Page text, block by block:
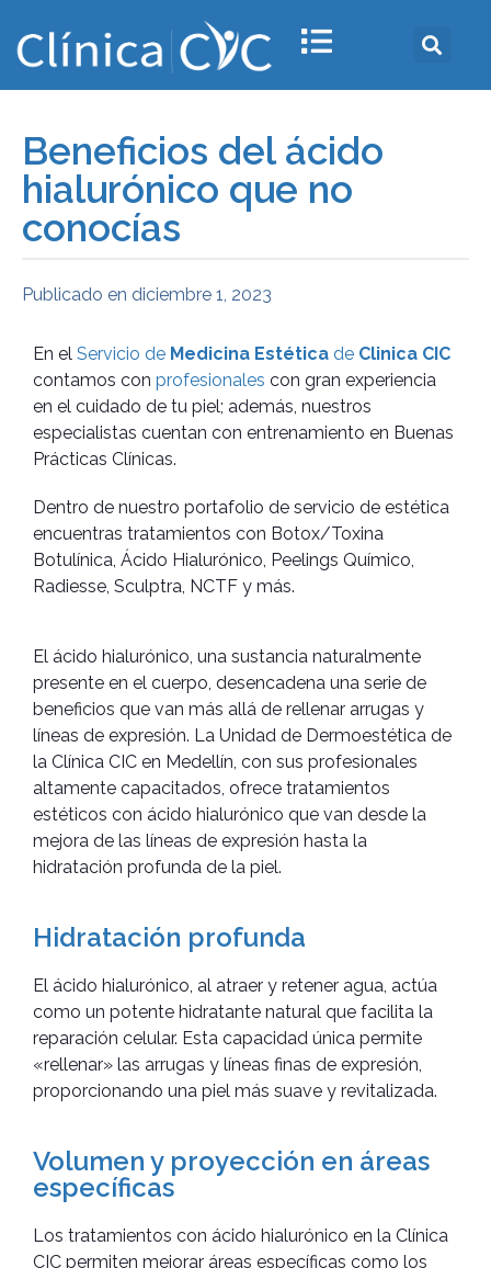
Beneficios del ácido
hialurónico que no
conocías
Publicado en diciembre 1, 2023
En el Servicio de Medicina Estética de Clinica CIC
contamos con profesionales con gran experiencia
en el cuidado de tu piel; además, nuestros
especialistas cuentan con entrenamiento en Buenas
Prácticas Clínicas.
Dentro de nuestro portafolio de servicio de estética
encuentras tratamientos con Botox/Toxina
Botulínica, Ácido Hialurónico, Peelings Químico,
Radiesse, Sculptra, NCTF y más.
El ácido hialurónico, una sustancia naturalmente
presente en el cuerpo, desencadena una serie de
beneficios que van más allá de rellenar arrugas y
líneas de expresión. La Unidad de Dermoestética de
la Clínica CIC en Medellín, con sus profesionales
altamente capacitados, ofrece tratamientos
estéticos con ácido hialurónico que van desde la
mejora de las líneas de expresión hasta la
hidratación profunda de la piel.
Hidratación profunda
El ácido hialurónico, al atraer y retener agua, actúa
como un potente hidratante natural que facilita la
reparación celular. Esta capacidad única permite
«rellenar» las arrugas y líneas finas de expresión,
proporcionando una piel más suave y revitalizada.
Volumen y proyección en áreas
específicas
Los tratamientos con ácido hialurónico en la Clínica
CIC permiten mejorar áreas específicas como los